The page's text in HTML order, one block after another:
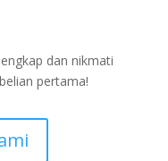
dan nikmati
pertama!